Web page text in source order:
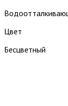
Цвет
Бесцветный